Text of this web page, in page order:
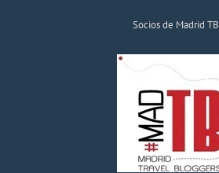
Socios de Madrid TB